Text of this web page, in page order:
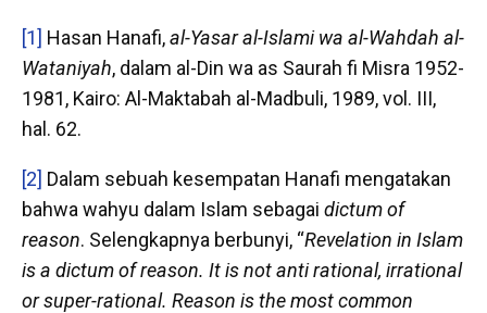
[1] Hasan Hanafi,al-Yasar al-Islami wa al-Wahdah al-
Wataniyah, dalam al-Din wa as Saurah fi Misra 1952-
1981, Kairo: Al-Maktabah al-Madbuli, 1989, vol. III,
hal. 62.
[2] Dalam sebuah kesempatan Hanafi mengatakan
bahwa wahyu dalam Islam sebagai dictum of
reason. Selengkapnya berbunyi, “Revelation in Islam
is a dictum of reason. It is not anti rational, irrational
or super-rational. Reason is the most common